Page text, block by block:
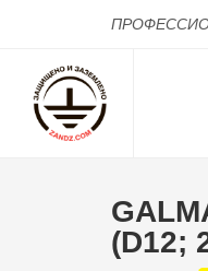
(D12;